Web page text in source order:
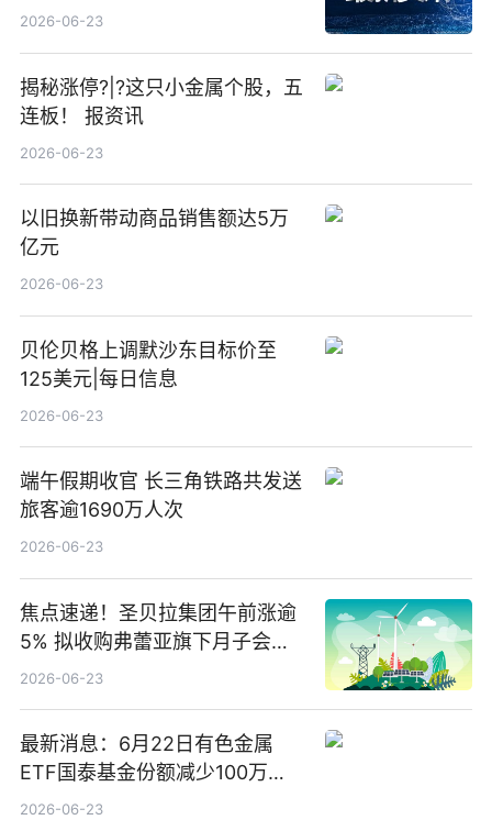
23点
2026-06-23
揭秘涨停?|?这只小金属个股，五
连板！ 报资讯
2026-06-23
以旧换新带动商品销售额达5万
亿元
2026-06-23
贝伦贝格上调默沙东目标价至
125美元|每日信息
2026-06-23
端午假期收官 长三角铁路共发送
旅客逾1690万人次
2026-06-23
焦点速递！圣贝拉集团午前涨逾
5% 拟收购弗蕾亚旗下月子会所
业务少数股权
2026-06-23
最新消息：6月22日有色金属
ETF国泰基金份额减少100万
份，重仓股紫金矿业、洛阳钼
2026-06-23